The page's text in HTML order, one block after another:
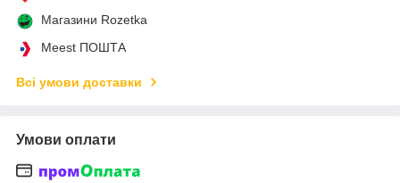
Магазини Rozetka
Meest ПОШТА
Всі умови доставки
Умови оплати